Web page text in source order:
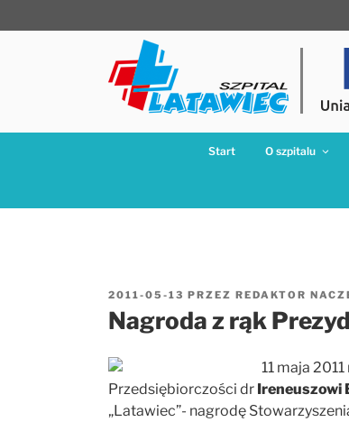
do
Start O szpitalu
OPUBLIKOWANE
W
2011-05-13 PRZEZ REDAKTOR
Nagroda z rąk
11 maja
Przedsiębiorczości dr Ireneuszowi
„Latawiec”- nagrodę